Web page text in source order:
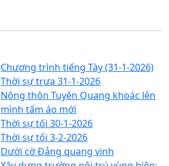
Chương trình tiếng Tày (31-1-2026)
Thời sự trưa 31-1-2026
Nông thôn Tuyên Quang khoác lên
mình tấm áo mới
Thời sự tối 30-1-2026
Thời sự tối 3-2-2026
Dưới cờ Đảng quang vinh